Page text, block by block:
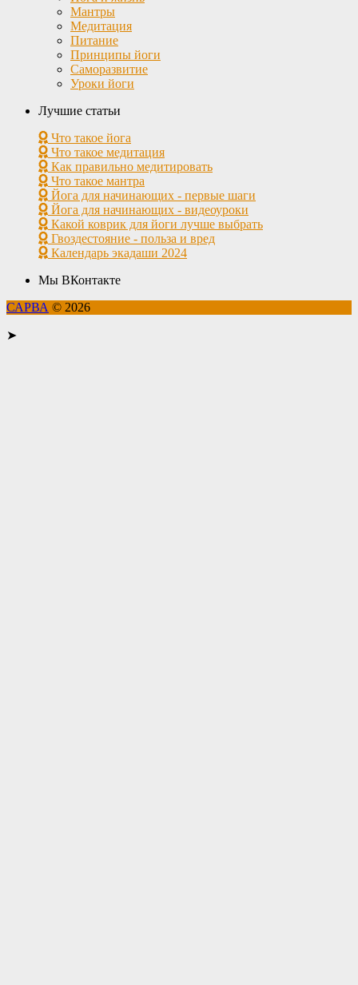
Мантры
Медитация
Питание
Принципы йоги
Саморазвитие
Уроки йоги
Лучшие статьи
Что такое йога
Что такое медитация
Как правильно медитировать
Что такое мантра
Йога для начинающих - первые шаги
Йога для начинающих - видеоуроки
Какой коврик для йоги лучше выбрать
Гвоздестояние - польза и вред
Календарь экадаши 2024
Мы ВКонтакте
САРВА © 2026
➤